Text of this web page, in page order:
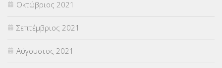
Οκτώβριος 2021
Σεπτέμβριος 2021
Αύγουστος 2021